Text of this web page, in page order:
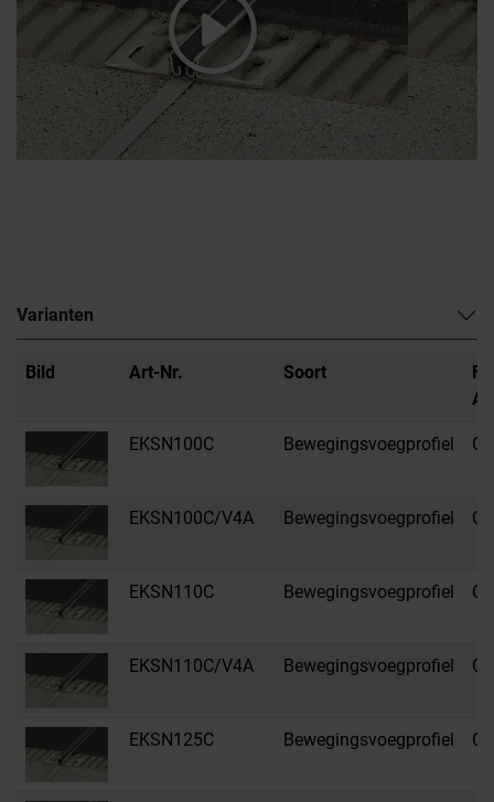
Varianten
Bild Art-Nr. Soort
EKSN100C Bewegingsvoegprofiel C
EKSN100C/V4A Bewegingsvoegprofiel C
EKSN110C Bewegingsvoegprofiel C
EKSN110C/V4A Bewegingsvoegprofiel C
EKSN125C Bewegingsvoegprofiel C